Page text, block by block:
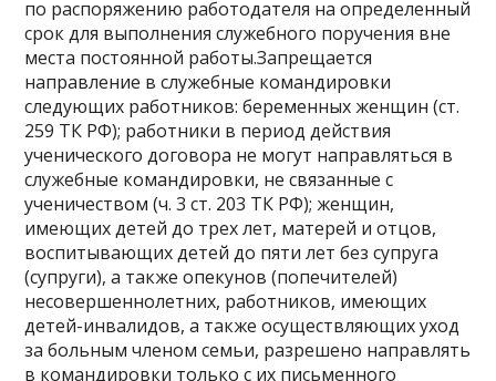
по распоряжению работодателя на определенный
срок для выполнения служебного поручения вне
места постоянной работы.Запрещается
направление в служебные командировки
следующих работников: беременных женщин (ст.
259 ТК РФ); работники в период действия
ученического договора не могут направляться в
служебные командировки, не связанные с
ученичеством (ч. 3 ст. 203 ТК РФ); женщин,
имеющих детей до трех лет, матерей и отцов,
воспитывающих детей до пяти лет без супруга
(супруги), а также опекунов (попечителей)
несовершеннолетних, работников, имеющих
детей-инвалидов, а также осуществляющих уход
за больным членом семьи, разрешено направлять
в командировки только с их письменного